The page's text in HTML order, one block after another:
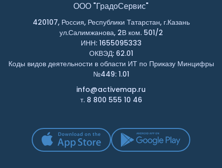
ООО "ГрадоСервис"
420107, Россия, Республики Татарстан, г.Казань
ул.Салимжанова, 2В ком. 501/2
ИНН: 1655095333
ОКВЭД: 62.01
Коды видов деятельности в области ИТ по Приказу Минцифры
№449: 1.01
info@activemap.ru
т. 8 800 555 10 46